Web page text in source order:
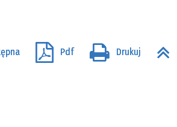
Pdf Drukuj